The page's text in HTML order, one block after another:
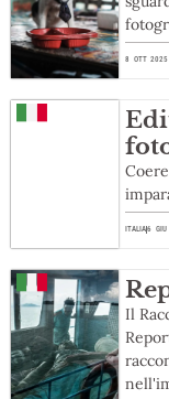
8 OTT 2025
ITALIA6 GIU
Il